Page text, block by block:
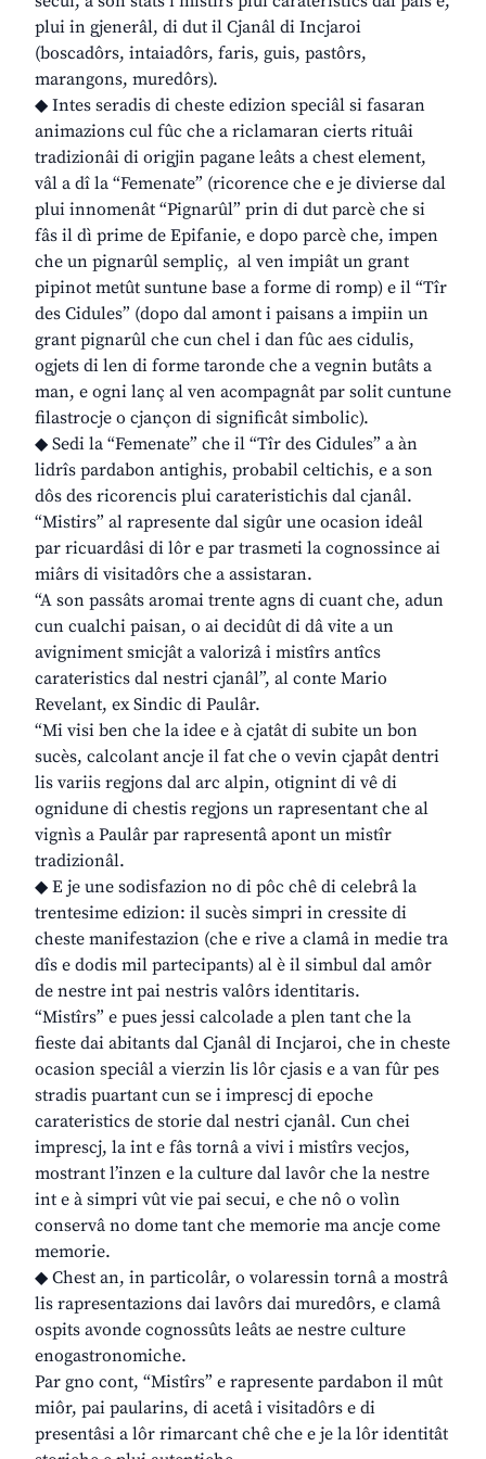
plui in gjenerâl, di dut il Cjanâl di Incjaroi
(boscadôrs, intaiadôrs, faris, guis, pastôrs,
marangons, muredôrs).
◆ Intes seradis di cheste edizion speciâl si fasaran
animazions cul fûc che a riclamaran cierts rituâi
tradizionâi di origjin pagane leâts a chest element,
vâl a dî la “Femenate” (ricorence che e je divierse dal
plui innomenât “Pignarûl” prin di dut parcè che si
fâs il dì prime de Epifanie, e dopo parcè che, impen
che un pignarûl sempliç, al ven impiât un grant
pipinot metût suntune base a forme di romp) e il “Tîr
des Cidules” (dopo dal amont i paisans a impiin un
grant pignarûl che cun chel i dan fûc aes cidulis,
ogjets di len di forme taronde che a vegnin butâts a
man, e ogni lanç al ven acompagnât par solit cuntune
filastrocje o cjançon di significât simbolic).
◆ Sedi la “Femenate” che il “Tîr des Cidules” a àn
lidrîs pardabon antighis, probabil celtichis, e a son
dôs des ricorencis plui carateristichis dal cjanâl.
“Mistirs” al rapresente dal sigûr une ocasion ideâl
par ricuardâsi di lôr e par trasmeti la cognossince ai
miârs di visitadôrs che a assistaran.
“A son passâts aromai trente agns di cuant che, adun
cun cualchi paisan, o ai decidût di dâ vite a un
avigniment smicjât a valorizâ i mistîrs antîcs
carateristics dal nestri cjanâl”, al conte Mario
Revelant, ex Sindic di Paulâr.
“Mi visi ben che la idee e à cjatât di subite un bon
sucès, calcolant ancje il fat che o vevin cjapât dentri
lis variis regjons dal arc alpin, otignint di vê di
ognidune di chestis regjons un rapresentant che al
vignìs a Paulâr par rapresentâ apont un mistîr
tradizionâl.
◆ E je une sodisfazion no di pôc chê di celebrâ la
trentesime edizion: il sucès simpri in cressite di
cheste manifestazion (che e rive a clamâ in medie tra
dîs e dodis mil partecipants) al è il simbul dal amôr
de nestre int pai nestris valôrs identitaris.
“Mistîrs” e pues jessi calcolade a plen tant che la
fieste dai abitants dal Cjanâl di Incjaroi, che in cheste
ocasion speciâl a vierzin lis lôr cjasis e a van fûr pes
stradis puartant cun se i imprescj di epoche
carateristics de storie dal nestri cjanâl. Cun chei
imprescj, la int e fâs tornâ a vivi i mistîrs vecjos,
mostrant l’inzen e la culture dal lavôr che la nestre
int e à simpri vût vie pai secui, e che nô o volìn
conservâ no dome tant che memorie ma ancje come
memorie.
◆ Chest an, in particolâr, o volaressin tornâ a mostrâ
lis rapresentazions dai lavôrs dai muredôrs, e clamâ
ospits avonde cognossûts leâts ae nestre culture
enogastronomiche.
Par gno cont, “Mistîrs” e rapresente pardabon il mût
miôr, pai paularins, di acetâ i visitadôrs e di
presentâsi a lôr rimarcant chê che e je la lôr identitât